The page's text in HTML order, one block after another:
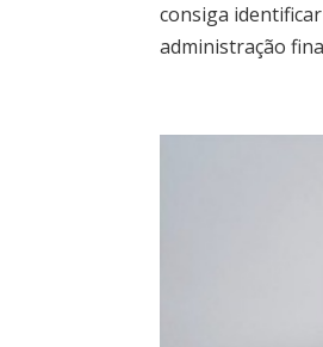
consiga
administração